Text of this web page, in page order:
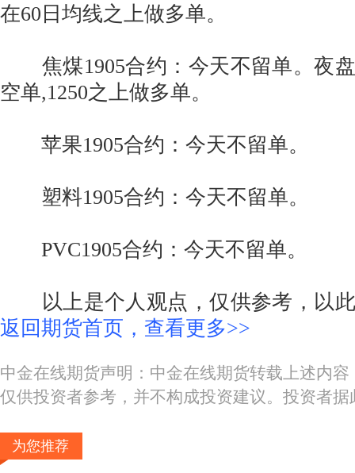
在60日均线之上做多单。
焦煤1905合约：今天不留单。夜盘
空单,1250之上做多单。
苹果1905合约：今天不留单。
塑料1905合约：今天不留单。
PVC1905合约：今天不留单。
以上是个人观点，仅供参考，以此
返回期货首页，查看更多>>
中金在线期货声明：中金在线期货转载上述内
仅供投资者参考，并不构成投资建议。投资者
为您推荐